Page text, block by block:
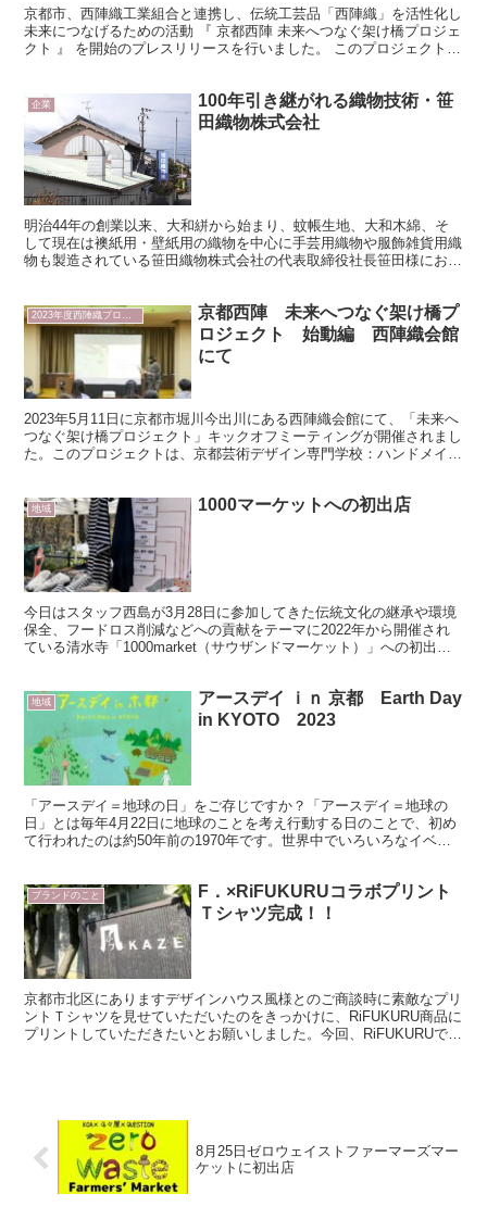
京都市、西陣織工業組合と連携し、伝統工芸品「西陣織」を活性化し
未来につなげるための活動 『 京都西陣 未来へつなぐ架け橋プロジェ
クト 』 を開始のプレスリリースを行いました。 このプロジェクトで
企業
100年引き継がれる織物技術・笹
田織物株式会社
明治44年の創業以来、大和絣から始まり、蚊帳生地、大和木綿、そ
して現在は襖紙用・壁紙用の織物を中心に手芸用織物や服飾雑貨用織
物も製造されている笹田織物株式会社の代表取締役社長笹田様にお話
2023年度西陣織プロジェクト
京都西陣 未来へつなぐ架け橋プ
ロジェクト 始動編 西陣織会館
にて
2023年5月11日に京都市堀川今出川にある西陣織会館にて、「未来へ
つなぐ架け橋プロジェクト」キックオフミーティングが開催されまし
た。このプロジェクトは、京都芸術デザイン専門学校：ハンドメイド
地域 1000マーケットへの初出店
今日はスタッフ西島が3月28日に参加してきた伝統文化の継承や環境
保全、フードロス削減などへの貢献をテーマに2022年から開催され
ている清水寺「1000market（サウザンドマーケット）」への初出店
地域
アースデイ ｉｎ 京都 Earth Day
in KYOTO 2023
「アースデイ＝地球の日」をご存じですか？「アースデイ＝地球の
日」とは毎年4月22日に地球のことを考え行動する日のことで、初め
て行われたのは約50年前の1970年です。世界中でいろいろなイベン
ブランドのこと
F．×RiFUKURUコラボプリント
Ｔシャツ完成！！
京都市北区にありますデザインハウス風様とのご商談時に素敵なプリ
ントＴシャツを見せていただいたのをきっかけに、RiFUKURU商品に
プリントしていただきたいとお願いしました。今回、RiFUKURUで販
8月25日ゼロウェイストファーマーズマー
ケットに初出店